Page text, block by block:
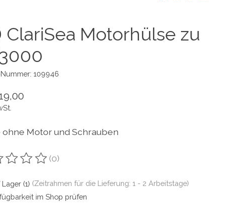
ClariSea Motorhülse zu
109946
ohne Motor und Schrauben
dieses Produkts ist
(0)
(1) (Zeitrahmen für die Lieferung: 1 - 2 Arbeitstage)
im Shop prüfen